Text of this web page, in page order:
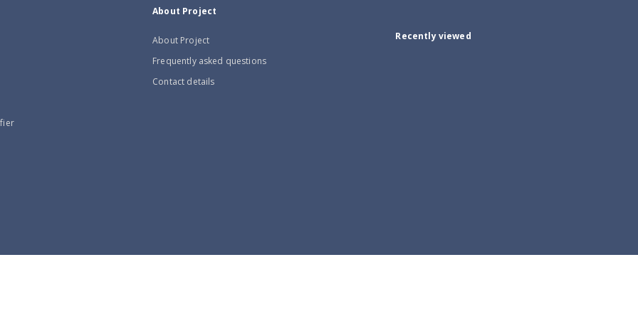
About Project
About Project
Frequently asked questions
Contact details
Recently viewed